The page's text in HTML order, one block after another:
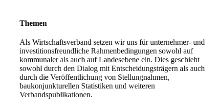
Themen
Als Wirtschaftsverband setzen wir uns für unternehmer- und
investitionsfreundliche Rahmenbedingungen sowohl auf
kommunaler als auch auf Landesebene ein. Dies geschieht
sowohl durch den Dialog mit Entscheidungsträgern als auch
durch die Veröffentlichung von Stellungnahmen,
baukonjunkturellen Statistiken und weiteren
Verbandspublikationen.